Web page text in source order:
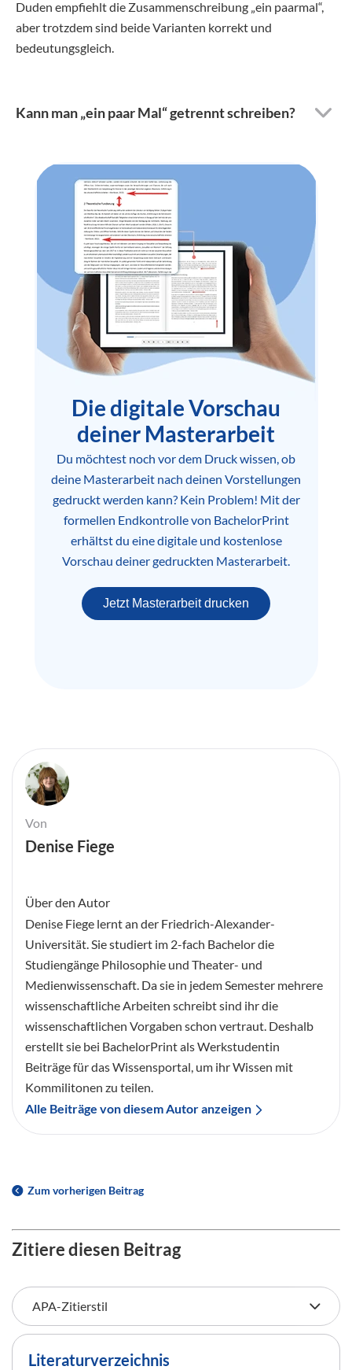
Duden empfiehlt die Zusammenschreibung „ein paarmal“,
aber trotzdem sind beide Varianten korrekt und
bedeutungsgleich.
Kann man „ein paar Mal“ getrennt schreiben?
Die digitale Vorschau
deiner Masterarbeit
Du möchtest noch vor dem Druck wissen, ob
deine Masterarbeit nach deinen Vorstellungen
gedruckt werden kann? Kein Problem! Mit der
formellen Endkontrolle von BachelorPrint
erhältst du eine digitale und kostenlose
Vorschau deiner gedruckten Masterarbeit.
Jetzt Masterarbeit drucken
Von
Denise Fiege
Über den Autor
Denise Fiege lernt an der Friedrich-Alexander-
Universität. Sie studiert im 2-fach Bachelor die
Studiengänge Philosophie und Theater- und
Medienwissenschaft. Da sie in jedem Semester mehrere
wissenschaftliche Arbeiten schreibt sind ihr die
wissenschaftlichen Vorgaben schon vertraut. Deshalb
erstellt sie bei BachelorPrint als Werkstudentin
Beiträge für das Wissensportal, um ihr Wissen mit
Kommilitonen zu teilen.
Alle Beiträge von diesem Autor anzeigen
Zum vorherigen Beitrag
Zitiere diesen Beitrag
Literaturverzeichnis